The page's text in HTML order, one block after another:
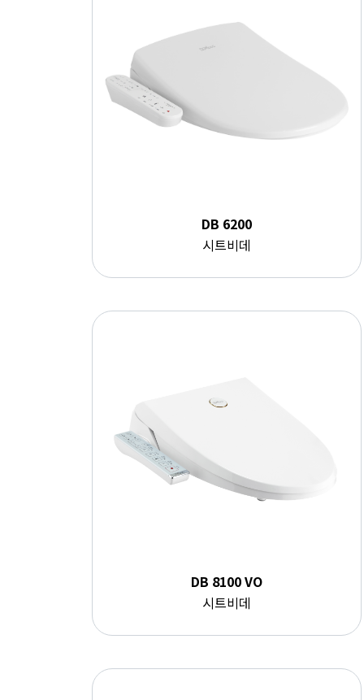
DB 6200
시트비데
DB 8100 VO
시트비데